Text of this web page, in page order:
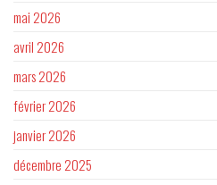
mai 2026
avril 2026
mars 2026
février 2026
janvier 2026
décembre 2025